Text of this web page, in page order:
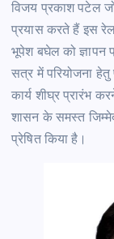
विजय प्रकाश पटेल
प्रयास करते हैं इस रेल
भूपेश बघेल को ज्ञापन
सत्र में परियोजना हेतु
कार्य शीघ्र प्रारंभ
शासन के समस्त
प्रेषित किया है।